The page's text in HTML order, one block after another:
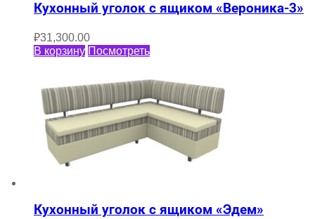
Кухонный уголок с ящиком «Вероника-3»
₽31,300.00
В корзину Посмотреть
Кухонный уголок с ящиком «Эдем»